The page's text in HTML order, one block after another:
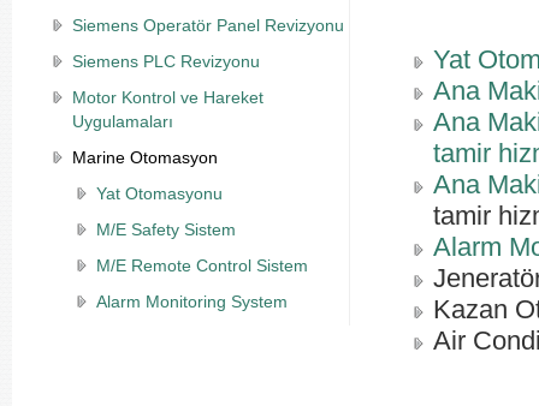
Siemens Operatör Panel Revizyonu
Siemens PLC Revizyonu
Motor Kontrol ve Hareket
Uygulamaları
Marine Otomasyon
Yat Otomasyonu
M/E Safety Sistem
M/E Remote Control Sistem
Alarm Monitoring System
Yat
Ana
Ana
tamir
Ana
tamir
Alarm
Kazan
Air